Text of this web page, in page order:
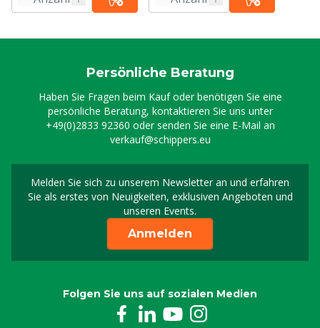
Persönliche Beratung
Haben Sie Fragen beim Kauf oder benötigen Sie eine
persönliche Beratung, kontaktieren Sie uns unter
+49(0)2833 92360 oder senden Sie eine E-Mail an
verkauf@schippers.eu
Melden Sie sich zu unserem Newsletter an und erfahren
Sie als erstes von Neuigkeiten, exklusiven Angeboten und
unseren Events.
Melden Sie sich für
Anmelden
Folgen Sie uns auf sozialen Medien